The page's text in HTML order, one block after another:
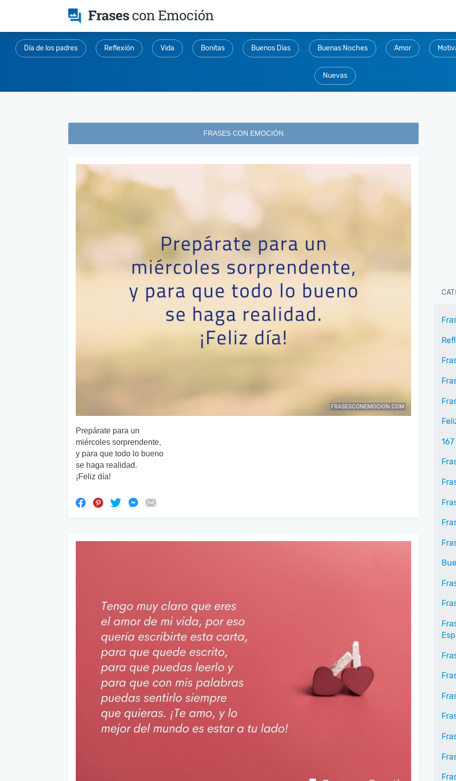
Día de los padres Reflexión Vida Bonitas Buenos Dias Buenas Noches Amor
Nuevas
FRASES CON EMOCIÓN
Prepárate para un
miércoles sorprendente,
y para que todo lo bueno
se haga realidad.
¡Feliz día!